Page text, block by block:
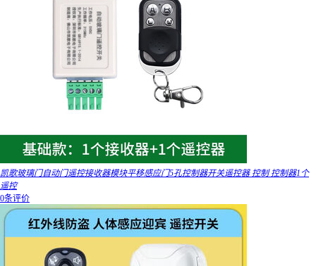
凯歌玻璃门自动门遥控接收器模块平移感应门5孔控制器开关遥控器 控制 控制器1个
遥控
0条评价